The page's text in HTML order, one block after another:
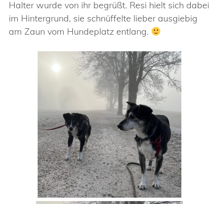
Halter wurde von ihr begrüßt. Resi hielt sich dabei
im Hintergrund, sie schnüffelte lieber ausgiebig
am Zaun vom Hundeplatz entlang.